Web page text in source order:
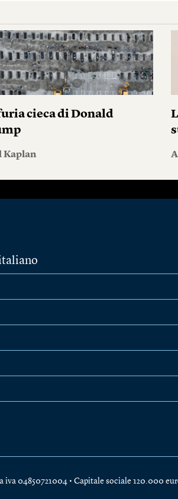
cieca di Donald
Kaplan
04850721004 • Capitale sociale 120.000